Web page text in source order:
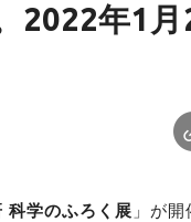
2022年1月
科学のふろく展 」が開